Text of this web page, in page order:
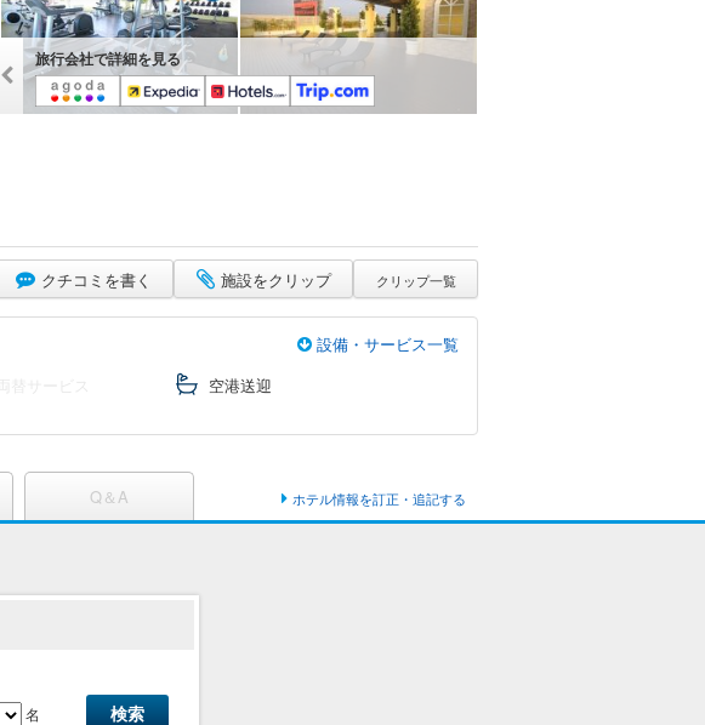
旅行会社で詳細を見る
クチコミを書く 施設をクリップ クリップ一覧
設備・サービス一覧
空港送迎
Q＆A ホテル情報を訂正・追記する
名